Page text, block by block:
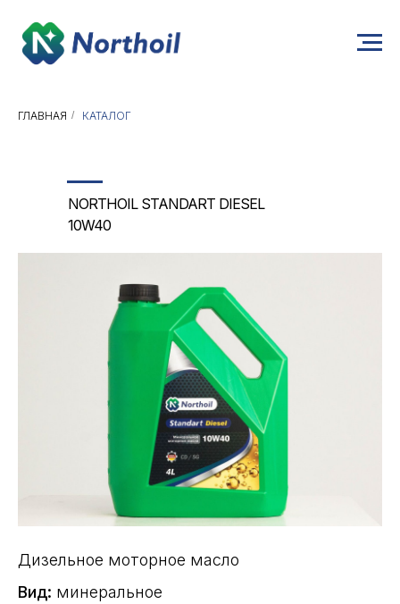
ГЛАВНАЯ / КАТАЛОГ
NORTHOIL STANDART DIESEL
10W40
Дизельное моторное масло
Вид: минеральное